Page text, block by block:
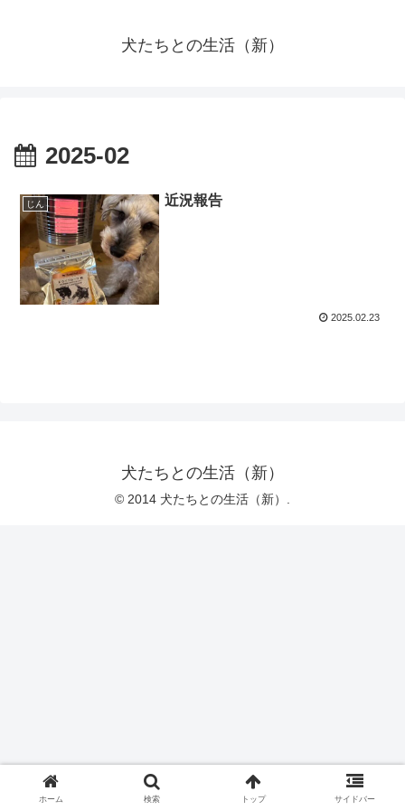
犬たちとの生活（新）
2025-02
じん 近況報告
2025.02.23
犬たちとの生活（新）
© 2014 犬たちとの生活（新）.
ホーム 検索 トップ サイドバー